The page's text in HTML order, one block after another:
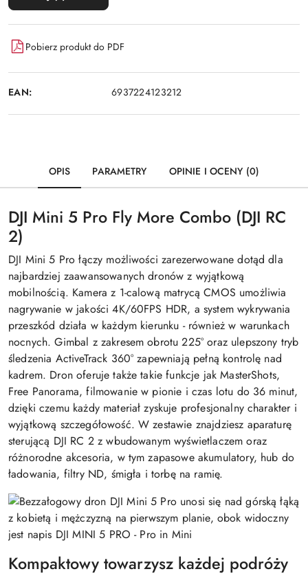
Pobierz produkt do PDF
EAN: 6937224123212
OPIS PARAMETRY OPINIE I OCENY (0)
DJI Mini 5 Pro Fly More Combo (DJI RC
2)
DJI Mini 5 Pro łączy możliwości zarezerwowane dotąd dla
najbardziej zaawansowanych dronów z wyjątkową
mobilnością. Kamera z 1-calową matrycą CMOS umożliwia
nagrywanie w jakości 4K/60FPS HDR, a system wykrywania
przeszkód działa w każdym kierunku - również w warunkach
nocnych. Gimbal z zakresem obrotu 225° oraz ulepszony tryb
śledzenia ActiveTrack 360° zapewniają pełną kontrolę nad
kadrem. Dron oferuje także takie funkcje jak MasterShots,
Free Panorama, filmowanie w pionie i czas lotu do 36 minut,
dzięki czemu każdy materiał zyskuje profesjonalny charakter i
wyjątkową szczegółowość. W zestawie znajdziesz aparaturę
sterującą DJI RC 2 z wbudowanym wyświetlaczem oraz
różnorodne akcesoria, w tym zapasowe akumulatory, hub do
ładowania, filtry ND, śmigła i torbę na ramię.
Kompaktowy towarzysz każdej podróży